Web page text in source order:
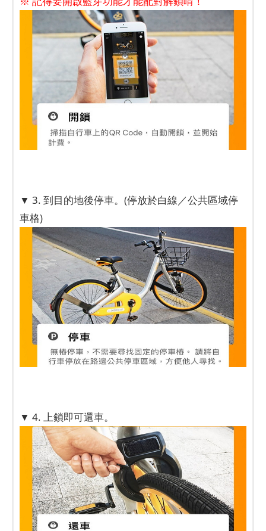
▼ 3. 到目的地後停車。(停放於白線／公共區域停
車格)
▼ 4. 上鎖即可還車。